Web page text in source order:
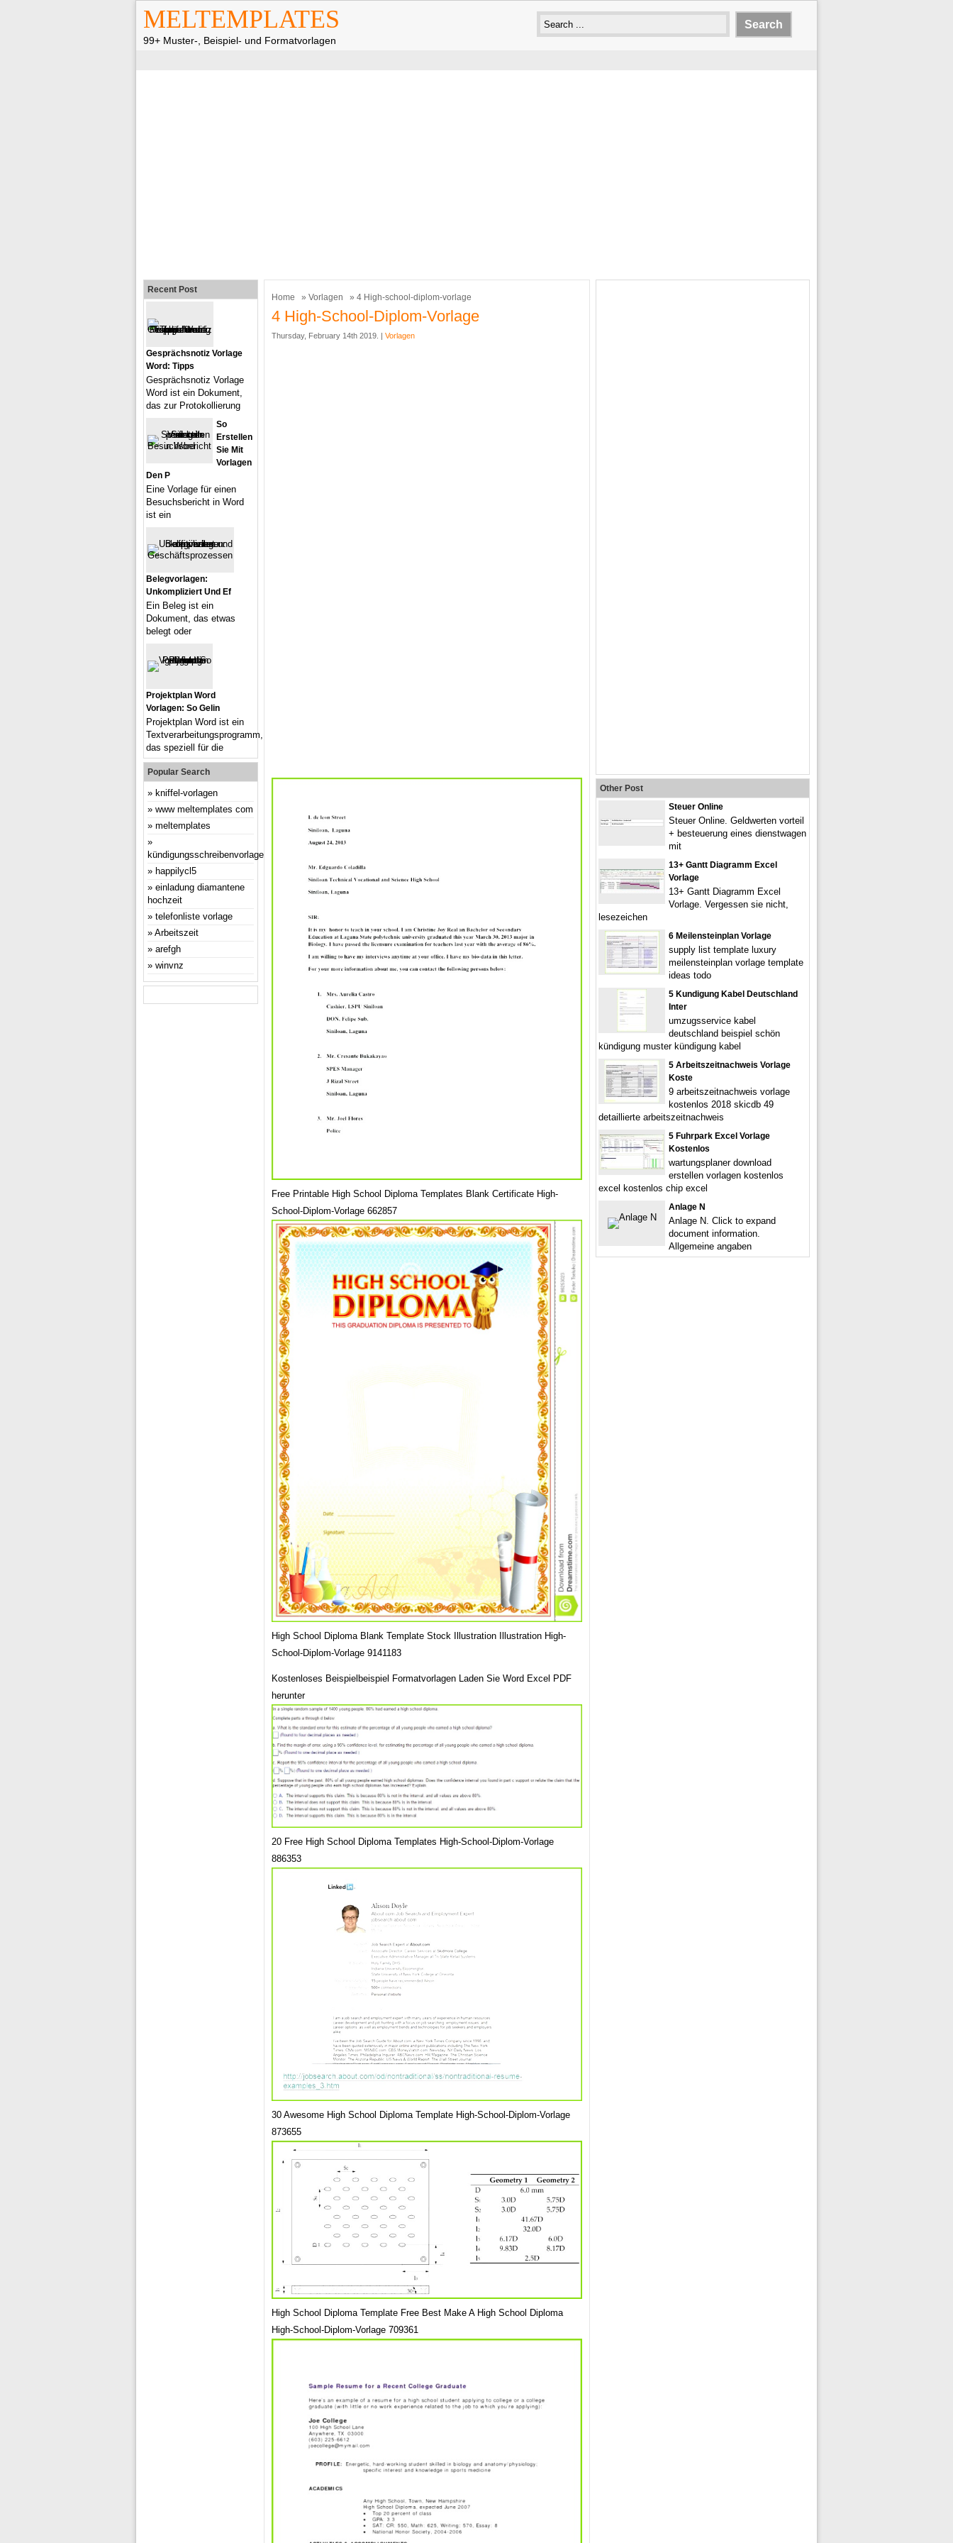
MELTEMPLATES
99+ Muster-, Beispiel- und Formatvorlagen
Home » Vorlagen » 4 High-school-diplom-vorlage
4 High-School-Diplom-Vorlage
Thursday, February 14th 2019. | Vorlagen
Free Printable High School Diploma Templates Blank Certificate High-
School-Diplom-Vorlage 662857
High School Diploma Blank Template Stock Illustration Illustration High-
School-Diplom-Vorlage 9141183
Kostenloses Beispielbeispiel Formatvorlagen Laden Sie Word Excel PDF
herunter
20 Free High School Diploma Templates High-School-Diplom-Vorlage
886353
30 Awesome High School Diploma Template High-School-Diplom-Vorlage
873655
High School Diploma Template Free Best Make A High School Diploma
High-School-Diplom-Vorlage 709361
Recent Post
Gesprächsnotiz Vorlage
Word: Tipps
Gesprächsnotiz Vorlage
Word ist ein Dokument,
das zur Protokollierung
So
Erstellen
Sie Mit
Vorlagen
Den P
Eine Vorlage für einen
Besuchsbericht in Word
ist ein
Belegvorlagen:
Unkompliziert Und Ef
Ein Beleg ist ein
Dokument, das etwas
belegt oder
Projektplan Word
Vorlagen: So Gelin
Projektplan Word ist ein
Textverarbeitungsprogramm,
das speziell für die
Popular Search
kniffel-vorlagen
www meltemplates com
meltemplates
kündigungsschreibenvorlage
happilycl5
einladung diamantene
hochzeit
telefonliste vorlage
Arbeitszeit
arefgh
winvnz
Other Post
Steuer Online
Steuer Online. Geldwerten vorteil
+ besteuerung eines dienstwagen
mit
13+ Gantt Diagramm Excel
Vorlage
13+ Gantt Diagramm Excel
Vorlage. Vergessen sie nicht,
lesezeichen
6 Meilensteinplan Vorlage
supply list template luxury
meilensteinplan vorlage template
ideas todo
5 Kundigung Kabel Deutschland
Inter
umzugsservice kabel
deutschland beispiel schön
kündigung muster kündigung kabel
5 Arbeitszeitnachweis Vorlage
Koste
9 arbeitszeitnachweis vorlage
kostenlos 2018 skicdb 49
detaillierte arbeitszeitnachweis
5 Fuhrpark Excel Vorlage
Kostenlos
wartungsplaner download
erstellen vorlagen kostenlos
excel kostenlos chip excel
Anlage N
Anlage N. Click to expand
document information.
Allgemeine angaben